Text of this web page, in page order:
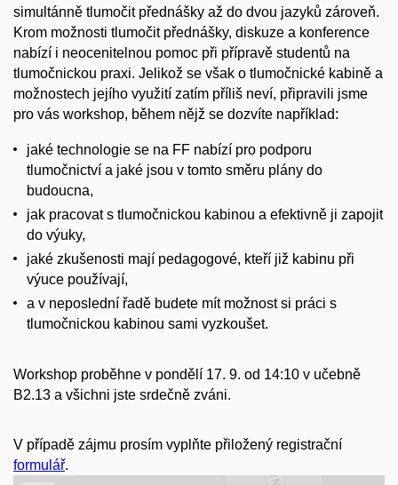
simultánně tlumočit přednášky až do dvou jazyků zároveň.
Krom možnosti tlumočit přednášky, diskuze a konference
nabízí i neocenitelnou pomoc při přípravě studentů na
tlumočnickou praxi. Jelikož se však o tlumočnické kabině a
možnostech jejího využití zatím příliš neví, připravili jsme
pro vás workshop, během nějž se dozvíte například:
jaké technologie se na FF nabízí pro podporu
tlumočnictví a jaké jsou v tomto směru plány do
budoucna,
jak pracovat s tlumočnickou kabinou a efektivně ji zapojit
do výuky,
jaké zkušenosti mají pedagogové, kteří již kabinu při
výuce používají,
a v neposlední řadě budete mít možnost si práci s
tlumočnickou kabinou sami vyzkoušet.
Workshop proběhne v pondělí 17. 9. od 14:10 v učebně
B2.13 a všichni jste srdečně zváni.
V případě zájmu prosím vyplňte přiložený registrační
formulář.